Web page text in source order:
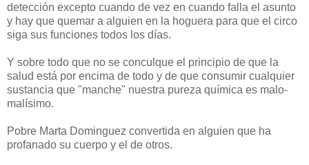
detección excepto cuando de vez en cuando falla el asunto
y hay que quemar a alguien en la hoguera para que el circo
siga sus funciones todos los días.
Y sobre todo que no se conculque el principio de que la
salud está por encima de todo y de que consumir cualquier
sustancia que "manche" nuestra pureza química es malo-
malísimo.
Pobre Marta Dominguez convertida en alguien que ha
profanado su cuerpo y el de otros.